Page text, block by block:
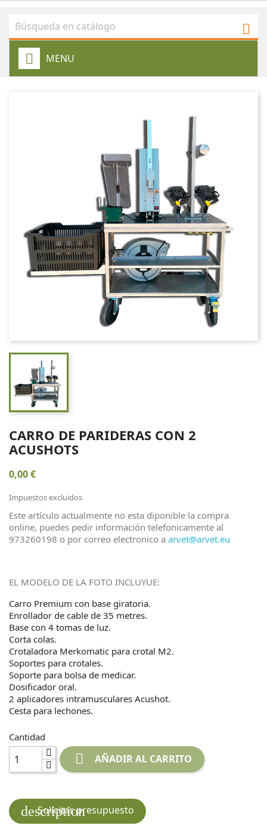

MENU
CARRO DE PARIDERAS CON 2
ACUSHOTS
0,00 €
Impuestos excluidos
Este artículo actualmente no esta diponible la compra
online, puedes pedir información telefonicamente al
973260198 o por correo electronico a arvet@arvet.eu
EL MODELO DE LA FOTO INCLUYUE:
Carro Premium con base giratoria.
Enrollador de cable de 35 metres.
Base con 4 tomas de luz.
Corta colas.
Crotaladora Merkomatic para crotal M2.
Soportes para crotales.
Soporte para bolsa de medicar.
Dosificador oral.
2 aplicadores intramusculares Acushot.
Cesta para lechones.
Cantidad
 AÑADIR AL CARRITO
description
Solicitar presupuesto